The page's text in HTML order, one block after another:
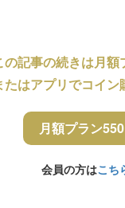
の記事の続きは月額
たはアプリでコイ
月額プラン
会員の方はこち